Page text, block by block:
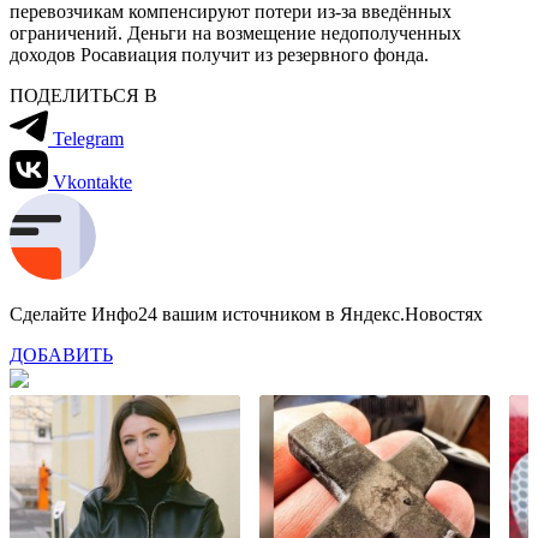
перевозчикам компенсируют потери из-за введённых
ограничений. Деньги на возмещение недополученных
доходов Росавиация получит из резервного фонда.
ПОДЕЛИТЬСЯ В
Telegram
Vkontakte
Сделайте Инфо24 вашим источником в Яндекс.Новостях
ДОБАВИТЬ